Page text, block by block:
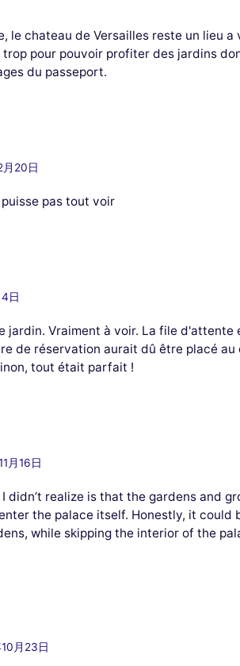
le chateau de Versailles reste un lieu a
pour pouvoir profiter des jardins
du passeport.
月20日
puisse pas tout voir
日
jardin. Vraiment à voir. La file d'attente
de réservation aurait dû être placé au
tout était parfait !
月16日
didn’t realize is that the gardens and
the palace itself. Honestly, it could
while skipping the interior of the
月23日